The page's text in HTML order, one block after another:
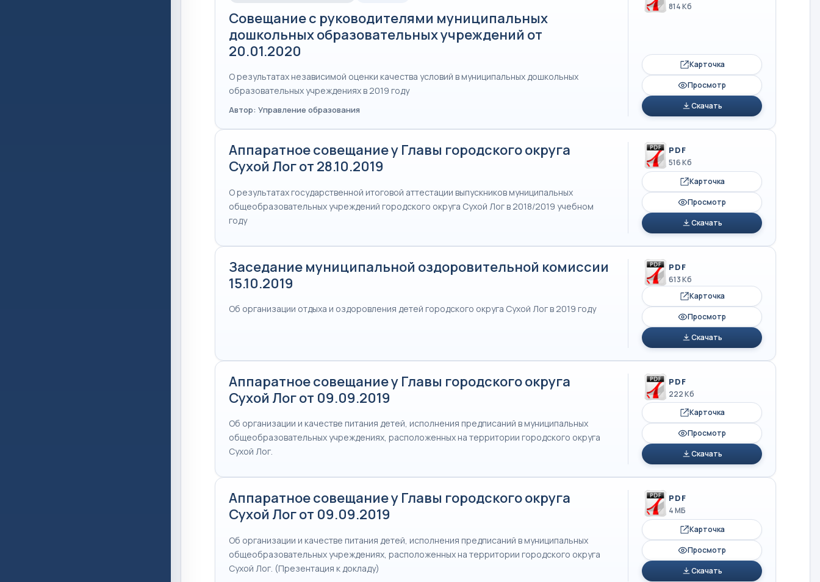
Совещание с руководителями муниципальных
дошкольных образовательных учреждений от
20.01.2020
О результатах независимой оценки качества условий в муниципальных дошкольных
образовательных учреждениях в 2019 году
Автор: Управление образования
814 Кб
Карточка
Просмотр
Скачать
Аппаратное совещание у Главы городского округа
Сухой Лог от 28.10.2019
О результатах государственной итоговой аттестации выпускников муниципальных
общеобразовательных учреждений городского округа Сухой Лог в 2018/2019 учебном
году
PDF
516 Кб
Карточка
Просмотр
Скачать
Заседание муниципальной оздоровительной комиссии
15.10.2019
Об организации отдыха и оздоровления детей городского округа Сухой Лог в 2019 году
PDF
613 Кб
Карточка
Просмотр
Скачать
Аппаратное совещание у Главы городского округа
Сухой Лог от 09.09.2019
Об организации и качестве питания детей, исполнения предписаний в муниципальных
общеобразовательных учреждениях, расположенных на территории городского округа
Сухой Лог.
PDF
222 Кб
Карточка
Просмотр
Скачать
Аппаратное совещание у Главы городского округа
Сухой Лог от 09.09.2019
Об организации и качестве питания детей, исполнения предписаний в муниципальных
общеобразовательных учреждениях, расположенных на территории городского округа
Сухой Лог. (Презентация к докладу)
PDF
4 МБ
Карточка
Просмотр
Скачать